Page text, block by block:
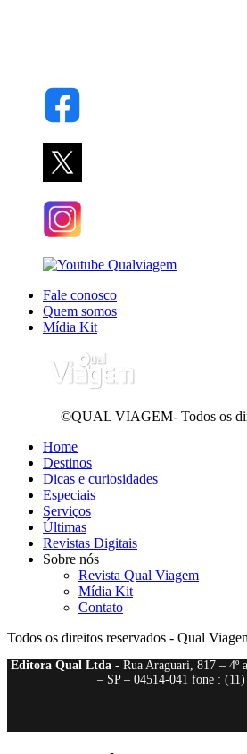
Fale conosco
Quem somos
Mídia Kit
©QUAL VIAGEM- Todos os
Home
Destinos
Dicas e curiosidades
Especiais
Serviços
Últimas
Revistas Digitais
Sobre nós
Revista Qual Viagem
Mídia Kit
Contato
Todos os direitos reservados - Qual
Editora Qual Ltda- Rua Araguari, 817 – 4º
– SP – 04514-041 fone :